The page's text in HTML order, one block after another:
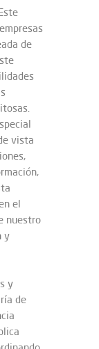
de
vista
el
nuestro
y
y
de